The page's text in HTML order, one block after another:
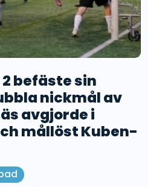
2 befäste sin
nickmål av
avgjorde i
mållöst Kuben-